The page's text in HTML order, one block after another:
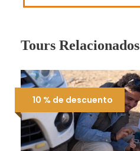
Tours Relacionados
10 % de descuento